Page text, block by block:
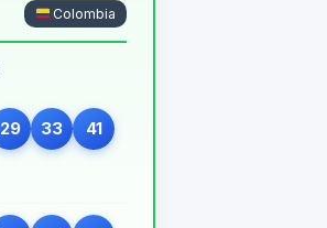
Colombia
29 33 41